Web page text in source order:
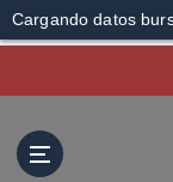
Cargando datos